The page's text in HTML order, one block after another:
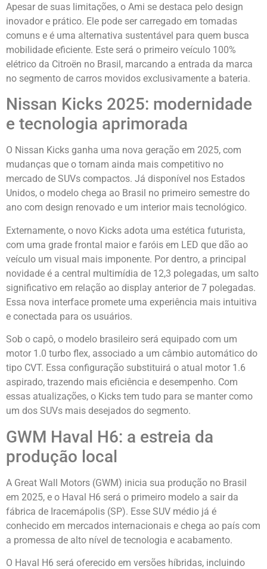
Apesar de suas limitações, o Ami se destaca pelo design
inovador e prático. Ele pode ser carregado em tomadas
comuns e é uma alternativa sustentável para quem busca
mobilidade eficiente. Este será o primeiro veículo 100%
elétrico da Citroën no Brasil, marcando a entrada da marca
no segmento de carros movidos exclusivamente a bateria.
Nissan Kicks 2025: modernidade
e tecnologia aprimorada
O Nissan Kicks ganha uma nova geração em 2025, com
mudanças que o tornam ainda mais competitivo no
mercado de SUVs compactos. Já disponível nos Estados
Unidos, o modelo chega ao Brasil no primeiro semestre do
ano com design renovado e um interior mais tecnológico.
Externamente, o novo Kicks adota uma estética futurista,
com uma grade frontal maior e faróis em LED que dão ao
veículo um visual mais imponente. Por dentro, a principal
novidade é a central multimídia de 12,3 polegadas, um salto
significativo em relação ao display anterior de 7 polegadas.
Essa nova interface promete uma experiência mais intuitiva
e conectada para os usuários.
Sob o capô, o modelo brasileiro será equipado com um
motor 1.0 turbo flex, associado a um câmbio automático do
tipo CVT. Essa configuração substituirá o atual motor 1.6
aspirado, trazendo mais eficiência e desempenho. Com
essas atualizações, o Kicks tem tudo para se manter como
um dos SUVs mais desejados do segmento.
GWM Haval H6: a estreia da
produção local
A Great Wall Motors (GWM) inicia sua produção no Brasil
em 2025, e o Haval H6 será o primeiro modelo a sair da
fábrica de Iracemápolis (SP). Esse SUV médio já é
conhecido em mercados internacionais e chega ao país com
a promessa de alto nível de tecnologia e acabamento.
O Haval H6 será oferecido em versões híbridas, incluindo